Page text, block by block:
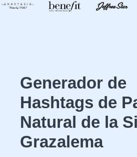
Generador de
Hashtags de
Natural de la
Grazalema